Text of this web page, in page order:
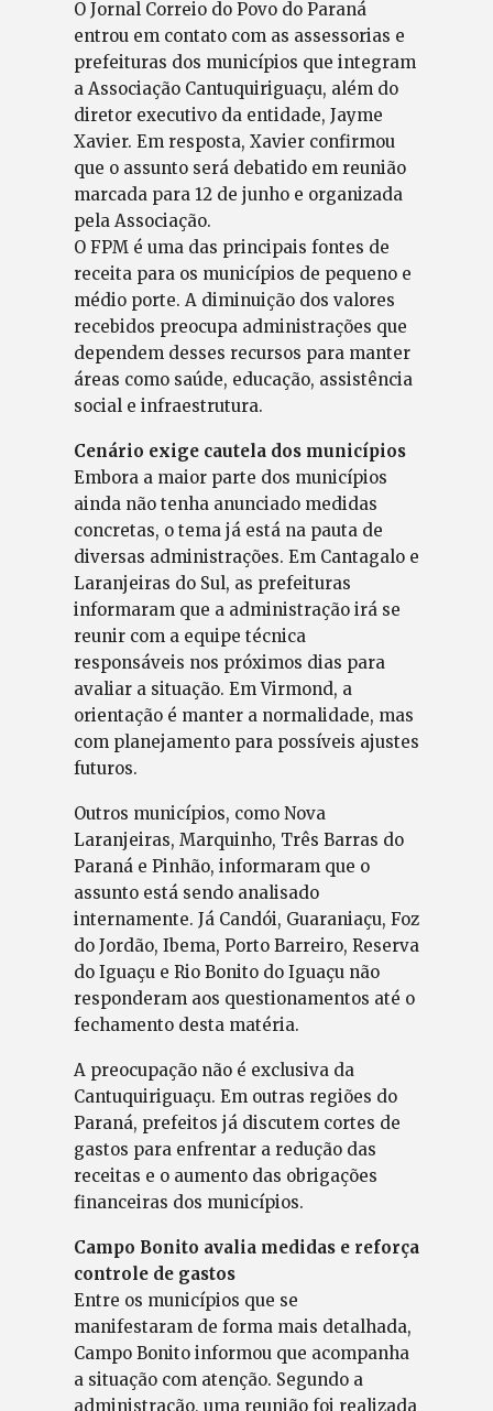
O Jornal Correio do Povo do Paraná
entrou em contato com as assessorias e
prefeituras dos municípios que integram
a Associação Cantuquiriguaçu, além do
diretor executivo da entidade, Jayme
Xavier. Em resposta, Xavier confirmou
que o assunto será debatido em reunião
marcada para 12 de junho e organizada
pela Associação.
O FPM é uma das principais fontes de
receita para os municípios de pequeno e
médio porte. A diminuição dos valores
recebidos preocupa administrações que
dependem desses recursos para manter
áreas como saúde, educação, assistência
social e infraestrutura.
Cenário exige cautela dos municípios
Embora a maior parte dos municípios
ainda não tenha anunciado medidas
concretas, o tema já está na pauta de
diversas administrações. Em Cantagalo e
Laranjeiras do Sul, as prefeituras
informaram que a administração irá se
reunir com a equipe técnica
responsáveis nos próximos dias para
avaliar a situação. Em Virmond, a
orientação é manter a normalidade, mas
com planejamento para possíveis ajustes
futuros.
Outros municípios, como Nova
Laranjeiras, Marquinho, Três Barras do
Paraná e Pinhão, informaram que o
assunto está sendo analisado
internamente. Já Candói, Guaraniaçu, Foz
do Jordão, Ibema, Porto Barreiro, Reserva
do Iguaçu e Rio Bonito do Iguaçu não
responderam aos questionamentos até o
fechamento desta matéria.
A preocupação não é exclusiva da
Cantuquiriguaçu. Em outras regiões do
Paraná, prefeitos já discutem cortes de
gastos para enfrentar a redução das
receitas e o aumento das obrigações
financeiras dos municípios.
Campo Bonito avalia medidas e reforça
controle de gastos
Entre os municípios que se
manifestaram de forma mais detalhada,
Campo Bonito informou que acompanha
a situação com atenção. Segundo a
administração, uma reunião foi realizada